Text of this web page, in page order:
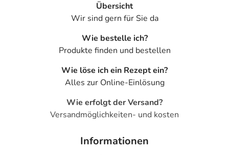
Personen
Dosierungsempfehlungen
werden gegeben - die
Dosierung für Ihre
spezielle Erkrankung
besprechen Sie am
besten mit Ihrem Arzt:
Kinder von
6-12 Jahren
1 Einzeldosis
Jugendliche
Übersicht
Wir sind gern für Sie da
Wie bestelle ich?
Produkte finden und bestellen
Wie löse ich ein Rezept ein?
Alles zur Online-Einlösung
Wie erfolgt der Versand?
Versandmöglichkeiten- und kosten
Informationen